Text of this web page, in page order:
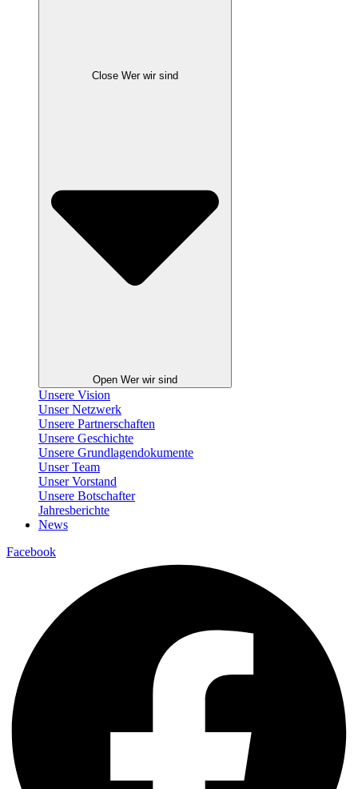
Close Wer wir sind
Open Wer wir sind
Unsere Vision
Unser Netzwerk
Unsere Partnerschaften
Unsere Geschichte
Unsere Grundlagendokumente
Unser Team
Unser Vorstand
Unsere Botschafter
Jahresberichte
News
Facebook